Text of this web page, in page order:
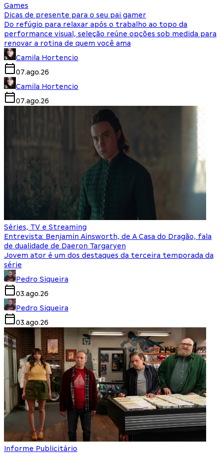
Games
Dicas de presente para o seu pai gamer
Do refúgio para relaxar após o trabalho ao topo da
performance visual, seleção reúne opções sob medida para
renovar a rotina de quem você ama
Camila Hortencio
07.ago.26
Camila Hortencio
07.ago.26
Séries, TV e Streaming
Entrevista: Benjamin Ainsworth, de A Casa do Dragão, fala
de dualidade de Daeron Targaryen
Jovem ator é um dos destaques da terceira temporada da
série
Pedro Siqueira
03.ago.26
Pedro Siqueira
03.ago.26
Informe Publicitário